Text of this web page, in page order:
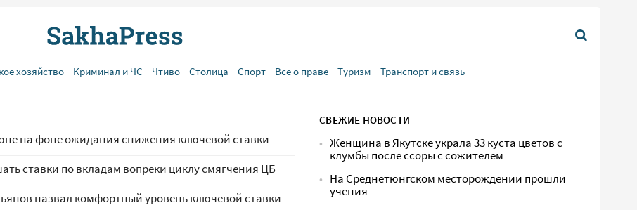
хозяйство Криминал и ЧС Чтиво Столица Спорт Все о праве Туризм Транспорт и связь
на фоне ожидания снижения ключевой ставки
ставки по вкладам вопреки циклу смягчения ЦБ
назвал комфортный уровень ключевой ставки
СВЕЖИЕ НОВОСТИ
Женщина в Якутске украла 33 куста цветов с
клумбы после ссоры с сожителем
На Среднетюнгском месторождении прошли
учения